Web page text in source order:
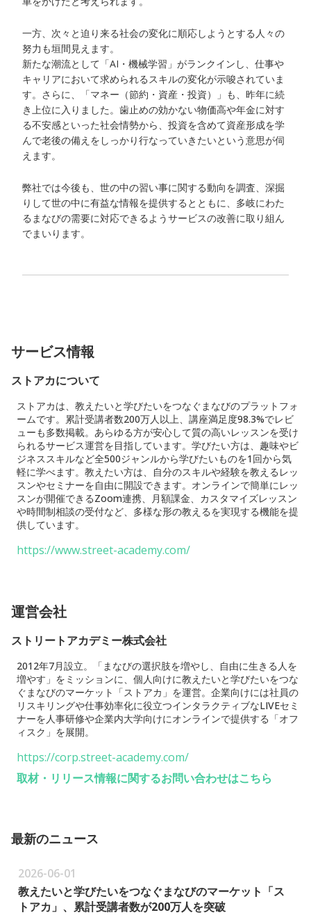
一方、次々と迫り来る社会の変化に順応しようとする人々の
努力も垣間見えます。
新たな潮流として「AI・機械学習」がランクインし、仕事や
キャリアにおいて求められるスキルの変化が示唆されていま
す。さらに、「マネー（節約・資産・投資）」も、昨年に続
き上位に入りました。歯止めの効かない物価高や年金に対す
る不安感といった社会情勢から、投資を含めて資産形成を学
んで老後の備えをしっかり行なっていきたいという意思が伺
えます。
弊社では今後も、世の中の習い事に関する動向を調査、深掘
りして世の中に有益な情報を提供するとともに、多岐にわた
るまなびの需要に対応できるようサービスの改善に取り組ん
でまいります。
サービス情報
ストアカについて
ストアカは、教えたいと学びたいをつなぐまなびのプラットフォ
ームです。累計受講者数200万人以上、講座満足度98.3%でレビ
ューも多数掲載。あらゆる方が安心して質の高いレッスンを受け
られるサービス運営を目指しています。学びたい方は、趣味やビ
ジネススキルなど全500ジャンルから学びたいものを1回から気
軽に学べます。教えたい方は、自分のスキルや経験を教えるレッ
スンやセミナーを自由に開設できます。オンラインで簡単にレッ
スンが開催できるZoom連携、月額課金、カスタマイズレッスン
や時間制相談の受付など、多様な形の教えるを実現する機能を提
供しています。
https://www.street-academy.com/
運営会社
ストリートアカデミー株式会社
2012年7月設立。「まなびの選択肢を増やし、自由に生きる人を
増やす」をミッションに、個人向けに教えたいと学びたいをつな
ぐまなびのマーケット「ストアカ」を運営。企業向けには社員の
リスキリングや仕事効率化に役立つインタラクティブなLIVEセミ
ナーを人事研修や企業内大学向けにオンラインで提供する「オフ
ィスク」を展開。
https://corp.street-academy.com/
取材・リリース情報に関するお問い合わせはこちら
最新のニュース
2026-06-01
教えたいと学びたいをつなぐまなびのマーケット「ス
トアカ」、累計受講者数が200万人を突破